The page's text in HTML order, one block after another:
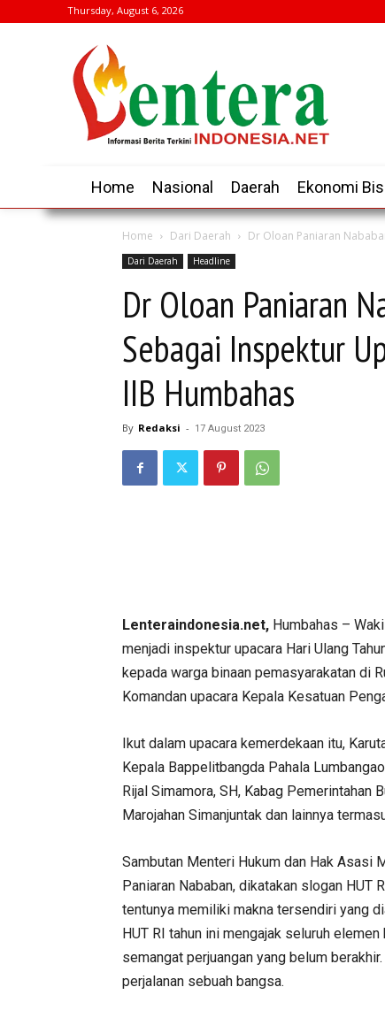
Thursday, August 6, 2026
Home Nasional Daerah Ekonomi
Home Dari Daerah Dr Oloan Paniaran
Dari Daerah Headline
Dr Oloan Paniaran
Sebagai Inspektur
IIB Humbahas
By Redaksi - 17 August 2023
Lenteraindonesia.net, Humbahas –
menjadi inspektur upacara Hari Ulang
kepada warga binaan pemasyarakatan di
Komandan upacara Kepala Kesatuan
Ikut dalam upacara kemerdekaan itu,
Kepala Bappelitbangda Pahala
Rijal Simamora, SH, Kabag
Marojahan Simanjuntak dan lainnya
Sambutan Menteri Hukum dan Hak Asasi
Paniaran Nababan, dikatakan slogan
tentunya memiliki makna tersendiri yang
HUT RI tahun ini mengajak seluruh
semangat perjuangan yang belum
perjalanan sebuah bangsa.